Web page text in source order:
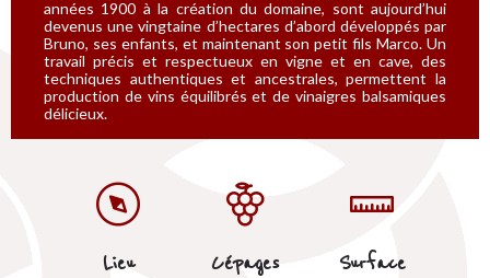
années 1900 à la création du domaine, sont aujourd’hui
devenus une vingtaine d’hectares d’abord développés par
Bruno, ses enfants, et maintenant son petit fils Marco. Un
travail précis et respectueux en vigne et en cave, des
techniques authentiques et ancestrales, permettent la
production de vins équilibrés et de vinaigres balsamiques
délicieux.
Lieu Cépages Surface